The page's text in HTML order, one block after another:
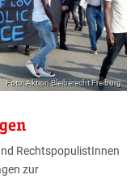
Foto: Aktion Bleiberecht Freiburg
Rechts­populistInnen
zur